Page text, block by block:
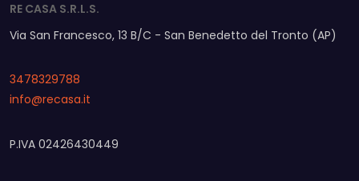
RE CASA S.R.L.S.
Via San Francesco, 13 B/C - San Benedetto del Tronto (AP)
3478329788
info@recasa.it
P.IVA 02426430449